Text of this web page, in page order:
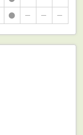
● － － －